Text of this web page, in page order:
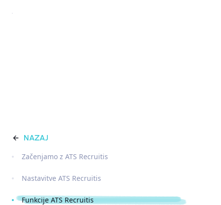
NAZAJ
Začenjamo z ATS Recruitis
Nastavitve ATS Recruitis
Funkcije ATS Recruitis